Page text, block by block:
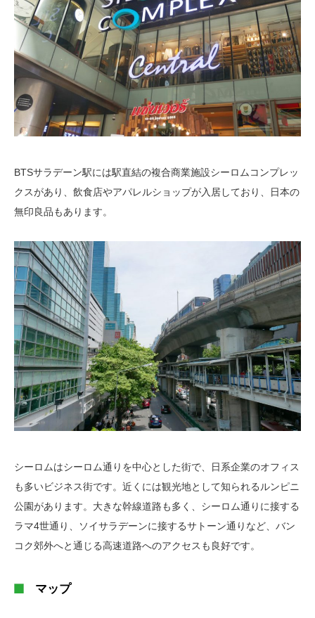
BTSサラデーン駅には駅直結の複合商業施設シーロムコンプレッ
クスがあり、飲食店やアパレルショップが入居しており、日本の
無印良品もあります。
シーロムはシーロム通りを中心とした街で、日系企業のオフィス
も多いビジネス街です。近くには観光地として知られるルンピニ
公園があります。大きな幹線道路も多く、シーロム通りに接する
ラマ4世通り、ソイサラデーンに接するサトーン通りなど、バン
コク郊外へと通じる高速道路へのアクセスも良好です。
マップ